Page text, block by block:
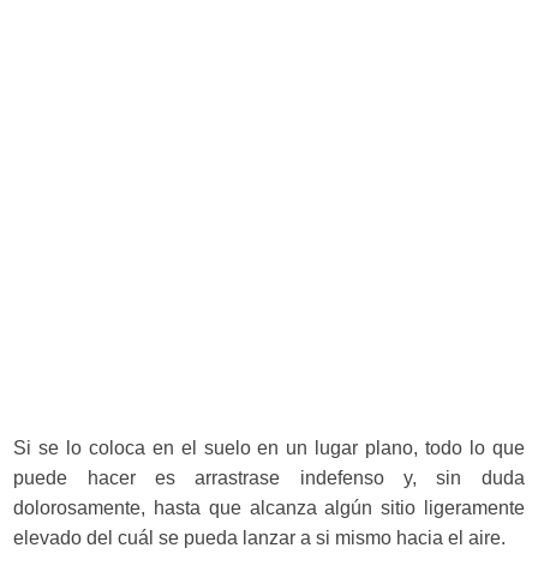
Si se lo coloca en el suelo en un lugar plano, todo lo que
puede hacer es arrastrase indefenso y, sin duda
dolorosamente, hasta que alcanza algún sitio ligeramente
elevado del cuál se pueda lanzar a si mismo hacia el aire.